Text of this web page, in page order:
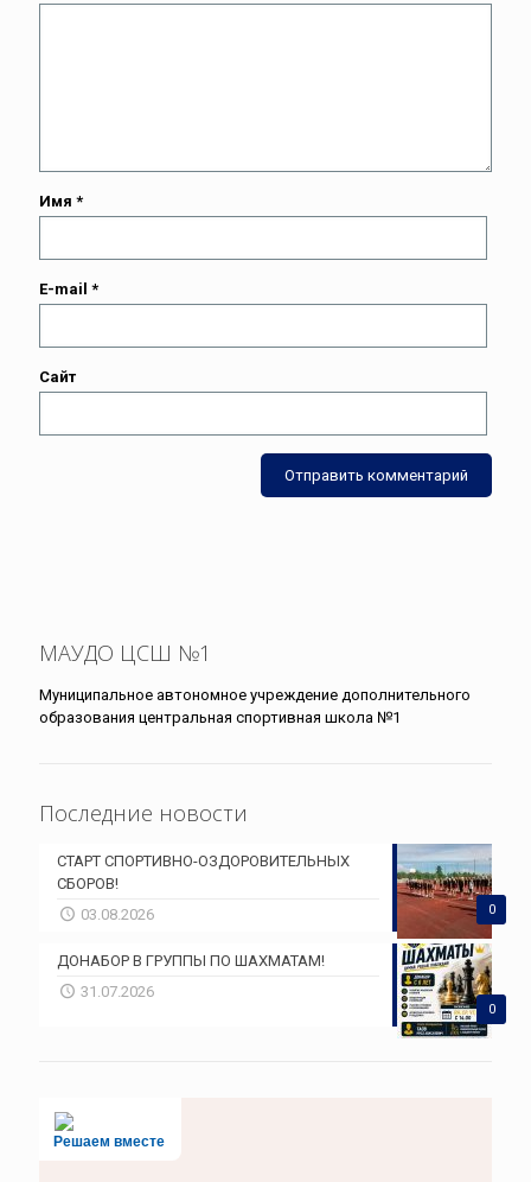
Имя *
E-mail *
Сайт
МАУДО ЦСШ №1
Муниципальное автономное учреждение дополнительного
образования центральная спортивная школа №1
Последние новости
0
СТАРТ СПОРТИВНО-ОЗДОРОВИТЕЛЬНЫХ
СБОРОВ!
03.08.2026
0
ДОНАБОР В ГРУППЫ ПО ШАХМАТАМ!
31.07.2026
Решаем вместе